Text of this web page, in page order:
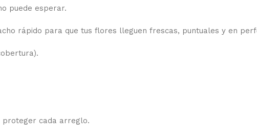
puede esperar.
rápido para que tus flores lleguen frescas, puntuales y en
proteger cada arreglo.